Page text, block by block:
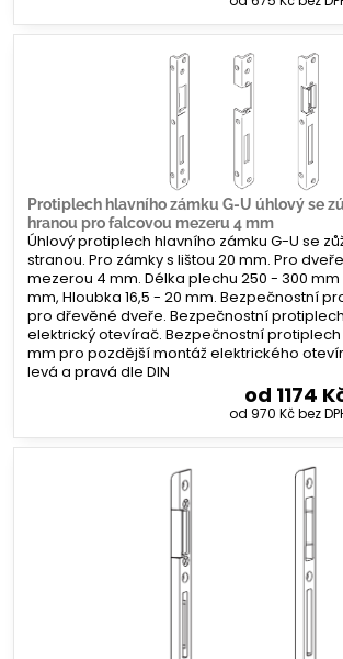
Protiplech hlavního zámku G-U úhlový se
hranou pro falcovou mezeru 4 mm
Úhlový protiplech hlavního zámku G-U se
stranou. Pro zámky s lištou 20 mm. Pro
mezerou 4 mm. Délka plechu 250 - 300 mm
mm, Hloubka 16,5 - 20 mm. Bezpečnostní
pro dřevěné dveře. Bezpečnostní
elektrický otevírač. Bezpečnostní
mm pro pozdější montáž elektrického
levá a pravá dle DIN
od 1174
od 970 Kčbez